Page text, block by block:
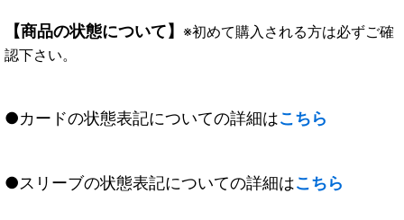
【商品の状態について】 ※初めて購入される方は必ずご確
認下さい。
●カードの状態表記についての詳細はこちら
●スリーブの状態表記についての詳細はこちら